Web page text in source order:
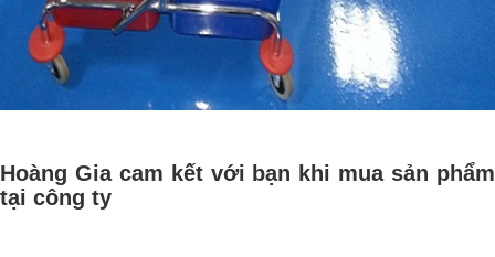
Hoàng Gia cam kết với bạn khi mua sản phẩm
tại công ty